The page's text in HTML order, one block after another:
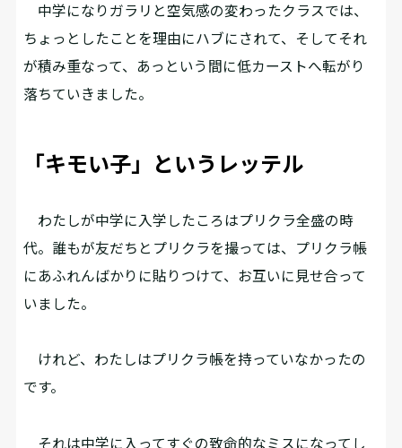
中学になりガラリと空気感の変わったクラスでは、
ちょっとしたことを理由にハブにされて、そしてそれ
が積み重なって、あっという間に低カーストへ転がり
落ちていきました。
「キモい子」というレッテル
わたしが中学に入学したころはプリクラ全盛の時
代。誰もが友だちとプリクラを撮っては、プリクラ帳
にあふれんばかりに貼りつけて、お互いに見せ合って
いました。
けれど、わたしはプリクラ帳を持っていなかったの
です。
それは中学に入ってすぐの致命的なミスになってし